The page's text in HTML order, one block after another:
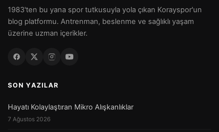
1983'ten bu yana spor tutkusuyla yola çıkan Korayspor'un
blog platformu. Antrenman, beslenme ve sağlıklı yaşam
üzerine uzman içerikler.
SON YAZILAR
Hayatı Kolaylaştıran Mikro Alışkanlıklar
7 Ağustos 2026